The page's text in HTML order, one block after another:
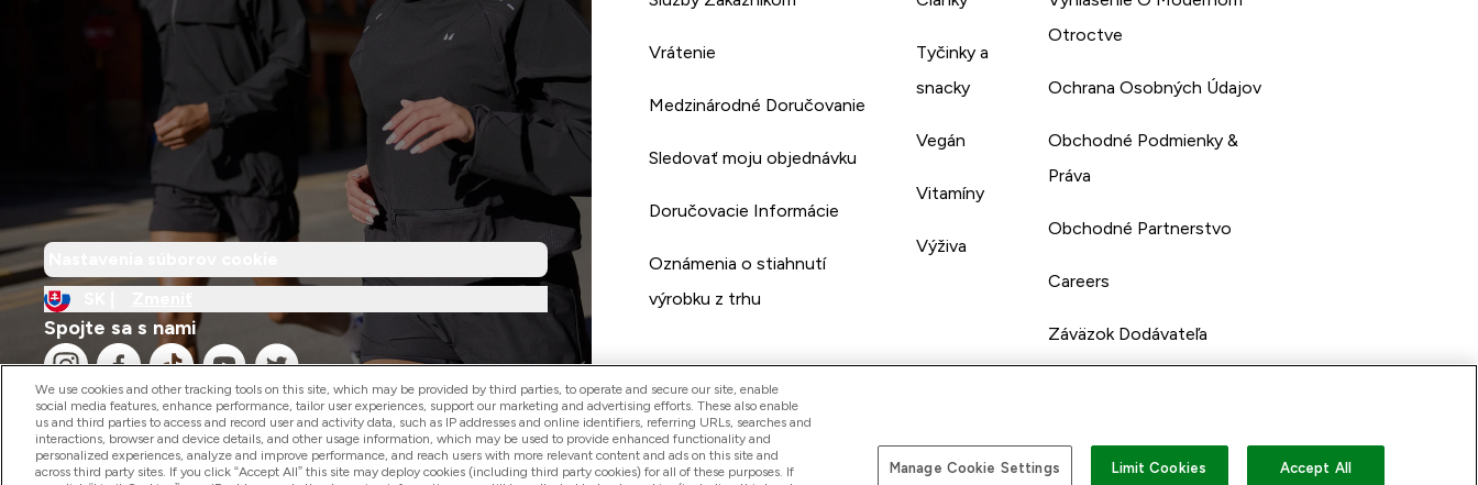
Spojte sa s nami
Vrátenie
Medzinárodné Doručovanie
Sledovať moju objednávku
Doručovacie Informácie
Oznámenia o stiahnutí
výrobku z trhu
Tyčinky a
snacky
Vegán
Vitamíny
Výživa
Otroctve
Ochrana Osobných Údajov
Obchodné Podmienky &
Práva
Obchodné Partnerstvo
Careers
Záväzok Dodávateľa
2026 The Hut.com Ltd Pay with
We use cookies and other tracking tools on this site, which may be provided by third parties, to operate and secure our site, enable
social media features, enhance performance, tailor user experiences, support our marketing and advertising efforts. These also enable
us and third parties to access and record user and activity data, such as IP addresses and online identifiers, referring URLs, searches and
interactions, browser and device details, and other usage information, which may be used to provide enhanced functionality and
personalized experiences, analyze and improve performance, and reach users with more relevant content and ads on this site and
across third party sites. If you click “Accept All” this site may deploy cookies (including third party cookies) for all of these purposes. If
Manage Cookie Settings Limit Cookies Accept All